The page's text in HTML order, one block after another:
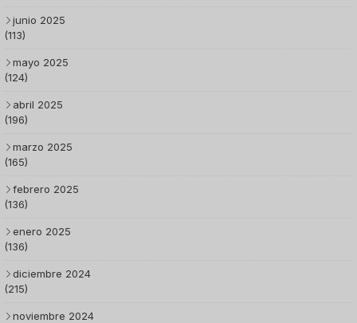
junio 2025
(113)
mayo 2025
(124)
abril 2025
(196)
marzo 2025
(165)
febrero 2025
(136)
enero 2025
(136)
diciembre 2024
(215)
noviembre 2024